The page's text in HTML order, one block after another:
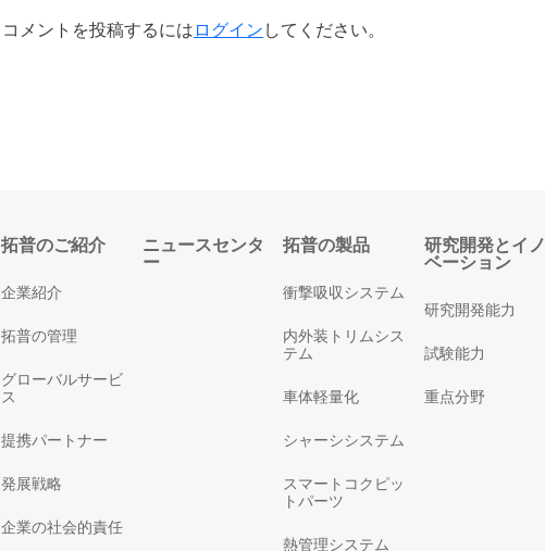
コメントを投稿するにはログインしてください。
拓普のご紹介
企業紹介
拓普の管理
グローバルサービ
ス
提携パートナー
発展戦略
企業の社会的責任
ニュースセンタ
ー
拓普の製品
衝撃吸収システム
内外装トリムシス
テム
車体軽量化
シャーシシステム
スマートコクピッ
トパーツ
熱管理システム
研究開発とイノ
ベーション
研究開発能力
試験能力
重点分野